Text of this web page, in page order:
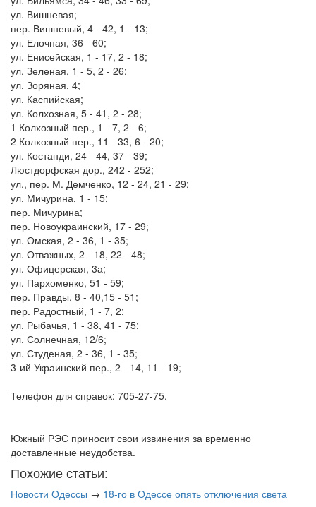
ул. Вишневая;
пер. Вишневый, 4 - 42, 1 - 13;
ул. Елочная, 36 - 60;
ул. Енисейская, 1 - 17, 2 - 18;
ул. Зеленая, 1 - 5, 2 - 26;
ул. Зоряная, 4;
ул. Каспийская;
ул. Колхозная, 5 - 41, 2 - 28;
1 Колхозный пер., 1 - 7, 2 - 6;
2 Колхозный пер., 11 - 33, 6 - 20;
ул. Костанди, 24 - 44, 37 - 39;
Люстдорфская дор., 242 - 252;
ул., пер. М. Демченко, 12 - 24, 21 - 29;
ул. Мичурина, 1 - 15;
пер. Мичурина;
пер. Новоукраинский, 17 - 29;
ул. Омская, 2 - 36, 1 - 35;
ул. Отважных, 2 - 18, 22 - 48;
ул. Офицерская, 3а;
ул. Пархоменко, 51 - 59;
пер. Правды, 8 - 40,15 - 51;
пер. Радостный, 1 - 7, 2;
ул. Рыбачья, 1 - 38, 41 - 75;
ул. Солнечная, 12/6;
ул. Студеная, 2 - 36, 1 - 35;
3-ий Украинский пер., 2 - 14, 11 - 19;
Телефон для справок: 705-27-75.
Южный РЭС приносит свои извинения за временно
доставленные неудобства.
Похожие статьи:
Новости Одессы → 18-го в Одессе опять отключения света